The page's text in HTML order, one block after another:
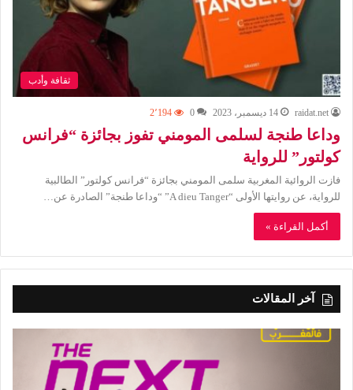
ثقافة وأدب
raidat.net 14 ديسمبر، 2023 0 2٬194
وداعا طنجة لسلمى المومني تفوز بجائزة “فرانس
كولتور” للرواية
فازت الروائية المغربية سلمى المومني بجائزة “فرانس كولتور” الطالبية
للرواية، عن روايتها الأولى “A dieu Tanger” “وداعا طنجة” الصادرة عن…
أكمل القراءة »
آخر المقالات